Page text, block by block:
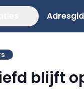
blijft